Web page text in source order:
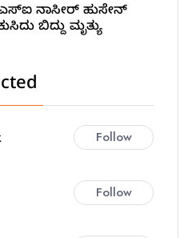
ನಾಸೀರ್ ಹುಸೇನ್
ಬಿದ್ದು ಮೃತ್ಯು
Follow
Follow